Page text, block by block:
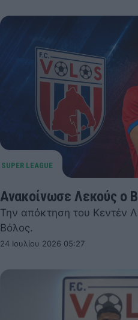
Ανακοίνωσε Λεκούς ο
Την απόκτηση του Κεντέν
Βόλος.
24 Ιουλίου 2026 05:27